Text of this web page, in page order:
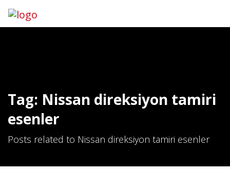
Tag: Nissan direksiyon tamiri
esenler
Posts related to Nissan direksiyon tamiri esenler